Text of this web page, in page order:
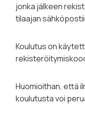
jonka jälkeen
tilaajan
Koulutus on
Huomioithan, että
koulutusta voi